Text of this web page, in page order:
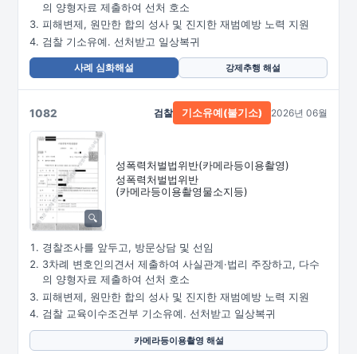
의 양형자료 제출하여 선처 호소
피해변제, 원만한 합의 성사 및 진지한 재범예방 노력 지원
검찰 기소유예. 선처받고 일상복귀
사례 심화해설 강제추행 해설
1082
성폭력처벌법위반(카메라등이용촬영)
성폭력처벌법위반
(카메라등이용촬영물소지등)
검찰 기소유예(불기소) 2026년 06월
경찰조사를 앞두고, 방문상담 및 선임
3차례 변호인의견서 제출하여 사실관계·법리 주장하고, 다수
의 양형자료 제출하여 선처 호소
피해변제, 원만한 합의 성사 및 진지한 재범예방 노력 지원
검찰 교육이수조건부 기소유예. 선처받고 일상복귀
카메라등이용촬영 해설